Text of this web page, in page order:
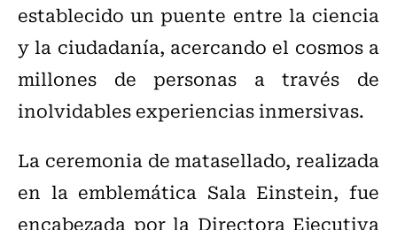
establecido un puente entre la ciencia
y la ciudadanía, acercando el cosmos a
millones de personas a través de
inolvidables experiencias inmersivas.
La ceremonia de matasellado, realizada
en la emblemática Sala Einstein, fue
encabezada por la Directora Ejecutiva